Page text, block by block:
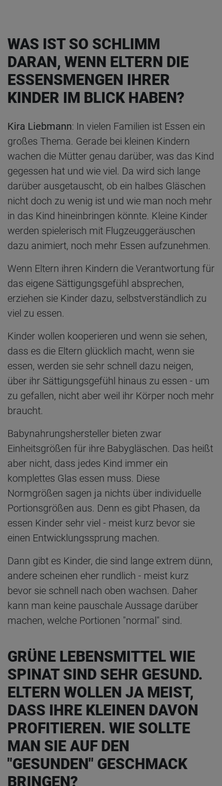
WAS IST SO SCHLIMM
DARAN, WENN ELTERN DIE
ESSENSMENGEN IHRER
KINDER IM BLICK HABEN?
Kira Liebmann: In vielen Familien ist Essen ein
großes Thema. Gerade bei kleinen Kindern
wachen die Mütter genau darüber, was das Kind
gegessen hat und wie viel. Da wird sich lange
darüber ausgetauscht, ob ein halbes Gläschen
nicht doch zu wenig ist und wie man noch mehr
in das Kind hineinbringen könnte. Kleine Kinder
werden spielerisch mit Flugzeuggeräuschen
dazu animiert, noch mehr Essen aufzunehmen.
Wenn Eltern ihren Kindern die Verantwortung für
das eigene Sättigungsgefühl absprechen,
erziehen sie Kinder dazu, selbstverständlich zu
viel zu essen.
Kinder wollen kooperieren und wenn sie sehen,
dass es die Eltern glücklich macht, wenn sie
essen, werden sie sehr schnell dazu neigen,
über ihr Sättigungsgefühl hinaus zu essen - um
zu gefallen, nicht aber weil ihr Körper noch mehr
braucht.
Babynahrungshersteller bieten zwar
Einheitsgrößen für ihre Babygläschen. Das heißt
aber nicht, dass jedes Kind immer ein
komplettes Glas essen muss. Diese
Normgrößen sagen ja nichts über individuelle
Portionsgrößen aus. Denn es gibt Phasen, da
essen Kinder sehr viel - meist kurz bevor sie
einen Entwicklungssprung machen.
Dann gibt es Kinder, die sind lange extrem dünn,
andere scheinen eher rundlich - meist kurz
bevor sie schnell nach oben wachsen. Daher
kann man keine pauschale Aussage darüber
machen, welche Portionen "normal" sind.
GRÜNE LEBENSMITTEL WIE
SPINAT SIND SEHR GESUND.
ELTERN WOLLEN JA MEIST,
DASS IHRE KLEINEN DAVON
PROFITIEREN. WIE SOLLTE
MAN SIE AUF DEN
"GESUNDEN" GESCHMACK
BRINGEN?